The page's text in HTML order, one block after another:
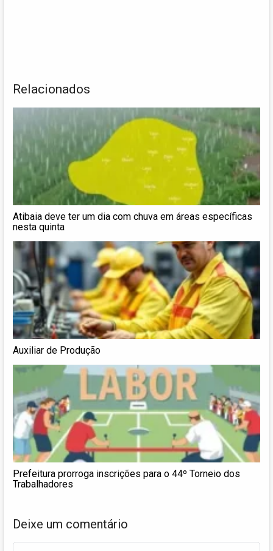
Relacionados
Atibaia deve ter um dia com chuva em áreas específicas
nesta quinta
Auxiliar de Produção
Prefeitura prorroga inscrições para o 44º Torneio dos
Trabalhadores
Deixe um comentário